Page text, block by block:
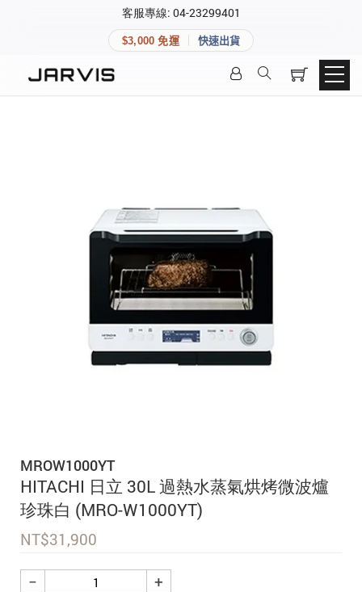
客服專線: 04-23299401
$3,000 免運 快速出貨
MROW1000YT
HITACHI 日立 30L 過熱水蒸氣烘烤微波爐
珍珠白 (MRO-W1000YT)
NT$31,900
+
−
快速連結
登入後可查看訂單、會員資料與收藏清單。
登入會員
建立新帳號
加入 JARVIS VIP